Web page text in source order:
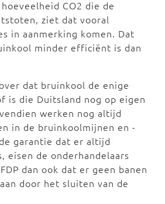
CO2 die de
ziet dat vooral
in aanmerking komen. Dat
minder efficiënt is dan
dat bruinkool de enige
is die Duitsland nog op eigen
werken nog altijd
in de bruinkoolmijnen en -
garantie dat er altijd
eisen de onderhandelaars
dan ook dat er geen banen
door het sluiten van de